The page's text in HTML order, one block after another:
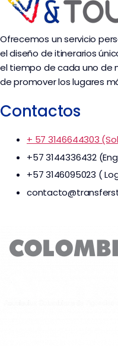
Ofrecemos un servicio
el diseño de itinerarios
el tiempo de cada uno de
de promover los lugares
Contactos
+ 57 3146644303
+57 3144336432
+57 3146095023 (